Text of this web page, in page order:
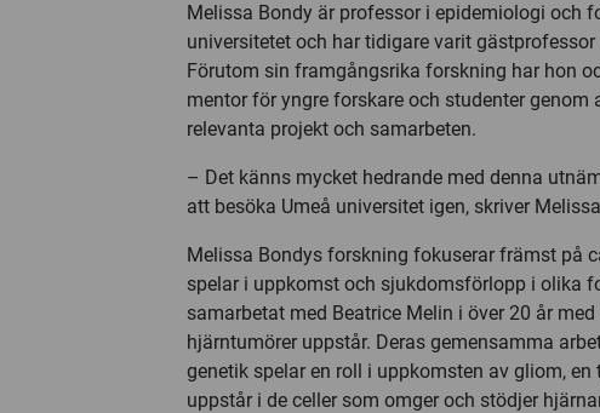
Melissa Bondy är professor i epidemiologi och
universitetet och har tidigare varit
Förutom sin framgångsrika forskning har hon
mentor för yngre forskare och studenter genom
relevanta projekt och samarbeten.
– Det känns mycket hedrande med denna
att besöka Umeå universitet igen, skriver
Melissa Bondys forskning fokuserar främst på
spelar i uppkomst och sjukdomsförlopp i olika
samarbetat med Beatrice Melin i över 20 år
hjärntumörer uppstår. Deras gemensamma
genetik spelar en roll i uppkomsten av gliom,
uppstår i de celler som omger och stödjer